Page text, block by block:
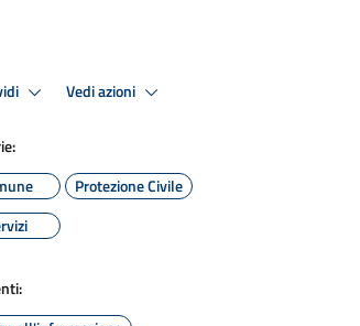
Vedi azioni
Protezione Civile